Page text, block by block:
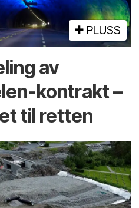
PLUSS
av
kontrakt –
til retten